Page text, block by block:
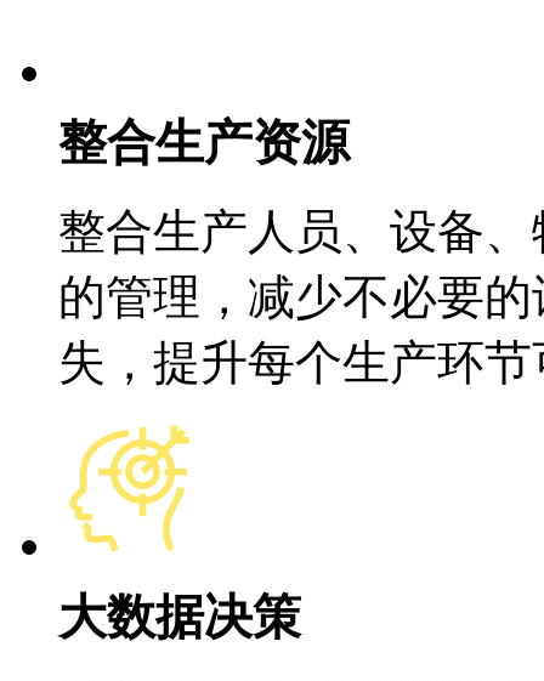
整合生产资源
整合生产人员、设备
的管理，减少不必
失，提升每个生产环
大数据决策